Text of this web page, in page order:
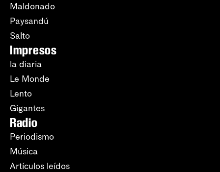
Maldonado
Paysandú
Salto
Impresos
la diaria
Le Monde
Lento
Gigantes
Radio
Periodismo
Música
Artículos leídos